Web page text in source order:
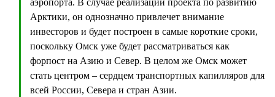
аэропорта. В случае реализации проекта по развитию
Арктики, он однозначно привлечет внимание
инвесторов и будет построен в самые короткие сроки,
поскольку Омск уже будет рассматриваться как
форпост на Азию и Север. В целом же Омск может
стать центром – сердцем транспортных капилляров для
всей России, Севера и стран Азии.